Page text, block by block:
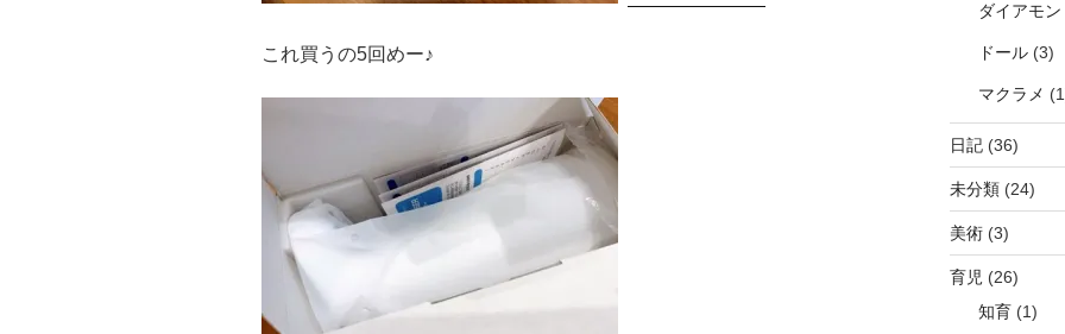
これ買うの5回めー♪
ダイアモ
ドール(3)
マクラメ
日記(36)
未分類(24)
美術(3)
育児(26)
知育(1)